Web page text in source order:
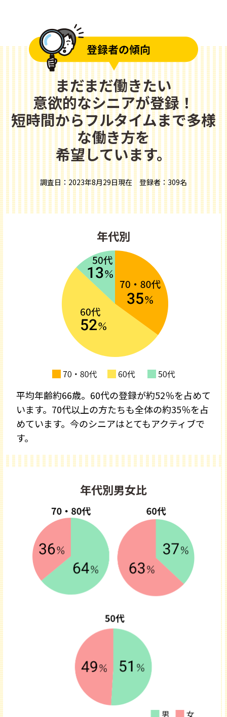
まだまだ働きたい
意欲的なシニアが登録！
短時間からフルタイムまで多様
な働き方を
希望しています。
調査日：2023年8月29日現在 登録者：309名
年代別
平均年齢約66歳。60代の登録が約52％を占めて
います。70代以上の方たちも全体の約35％を占
めています。今のシニアはとてもアクティブで
す。
年代別男女比